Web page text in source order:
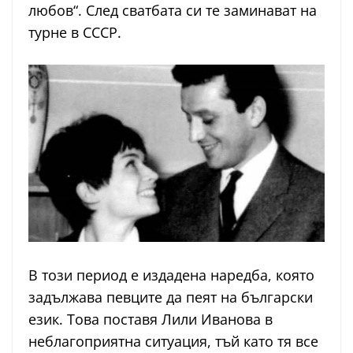
любов“. След сватбата си те заминават на
турне в СССР.
В този период е издадена наредба, която
задължава певците да пеят на български
език. Това поставя Лили Иванова в
неблагоприятна ситуация, тъй като тя все